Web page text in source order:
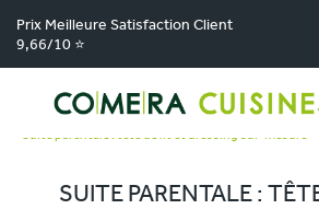
Prix Meilleure Satisfaction Client
9,66/10 ⭐
Comera Cuisines > Nos magasins de cuisine >
Cuisiniste CHÂTEAUBRIANT Réalisations >
Suite parentale : tête de lit et dressing sur-mesure
SUITE PARENTALE :